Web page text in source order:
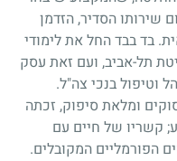
שירותו הסדיר, הזדמן
בד בבד החל את לימודי
תל-אביב, ועם זאת עסק
וטיפול בנכי צה"ל.
ומלאת סיפוק, זכתה
; קשריו של חיים עם
הפורמליים המקובלים.